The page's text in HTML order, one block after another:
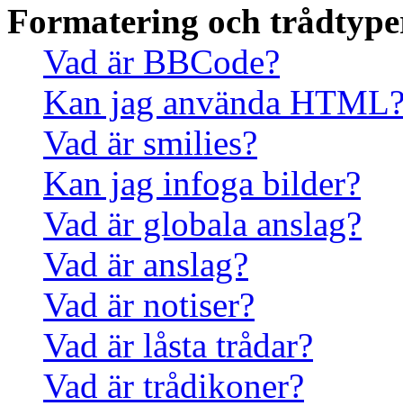
Formatering och
Vad är BBCode?
Kan jag använda
Vad är smilies?
Kan jag infoga bilder?
Vad är globala anslag?
Vad är anslag?
Vad är notiser?
Vad är låsta trådar?
Vad är trådikoner?